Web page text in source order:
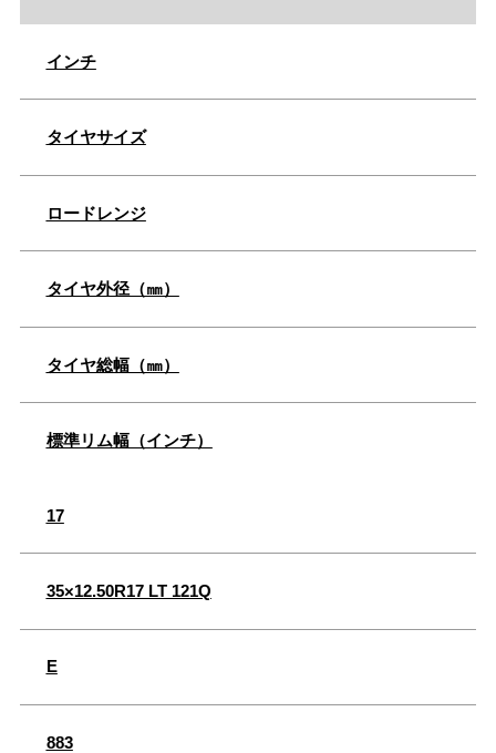
インチ
タイヤサイズ
ロードレンジ
タイヤ外径（㎜）
タイヤ総幅（㎜）
標準リム幅（インチ）
17
35×12.50R17 LT 121Q
E
883